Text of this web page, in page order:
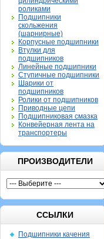
роликами
Подшипники
скольжения
(шарнирные)
Корпусные подшипники
Втулки для
подшипников
Линейные подшипники
Ступичные подшипники
Шарики от
подшипников
Ролики от подшипников
Приводные цепи
Подшипниковая смазка
Конвейерная лента на
транспортеры
ПРОИЗВОДИТЕЛИ
ССЫЛКИ
Подшипники качения